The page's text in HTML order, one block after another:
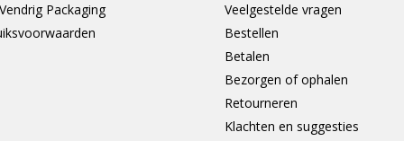
Packaging
Veelgestelde vragen
Bestellen
Betalen
Bezorgen of ophalen
Retourneren
Klachten en suggesties